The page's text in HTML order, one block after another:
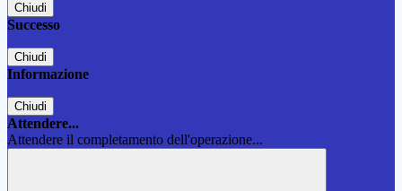
Chiudi
Successo
Chiudi
Informazione
Chiudi
Attendere...
Attendere il completamento dell'operazione...